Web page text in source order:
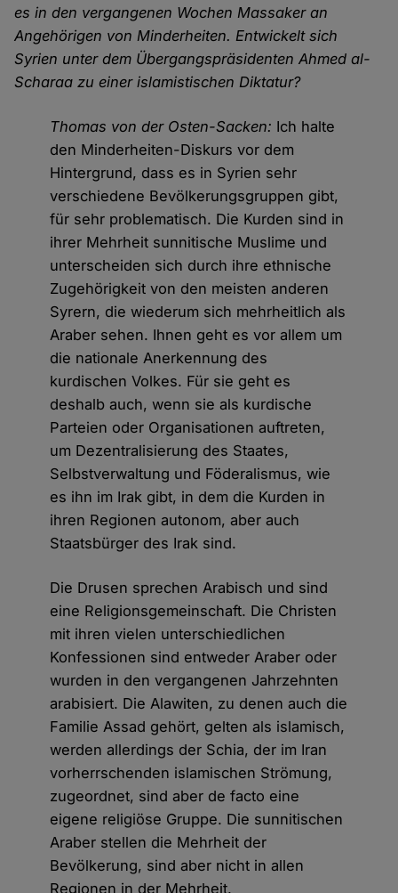
es in den vergangenen Wochen Massaker an
Angehörigen von Minderheiten. Entwickelt sich
Syrien unter dem Übergangspräsidenten Ahmed al-
Scharaa zu einer islamistischen Diktatur?
Thomas von der Osten-Sacken: Ich halte
den Minderheiten-Diskurs vor dem
Hintergrund, dass es in Syrien sehr
verschiedene Bevölkerungsgruppen gibt,
für sehr problematisch. Die Kurden sind in
ihrer Mehrheit sunnitische Muslime und
unterscheiden sich durch ihre ethnische
Zugehörigkeit von den meisten anderen
Syrern, die wiederum sich mehrheitlich als
Araber sehen. Ihnen geht es vor allem um
die nationale Anerkennung des
kurdischen Volkes. Für sie geht es
deshalb auch, wenn sie als kurdische
Parteien oder Organisationen auftreten,
um Dezentralisierung des Staates,
Selbstverwaltung und Föderalismus, wie
es ihn im Irak gibt, in dem die Kurden in
ihren Regionen autonom, aber auch
Staatsbürger des Irak sind.
Die Drusen sprechen Arabisch und sind
eine Religionsgemeinschaft. Die Christen
mit ihren vielen unterschiedlichen
Konfessionen sind entweder Araber oder
wurden in den vergangenen Jahrzehnten
arabisiert. Die Alawiten, zu denen auch die
Familie Assad gehört, gelten als islamisch,
werden allerdings der Schia, der im Iran
vorherrschenden islamischen Strömung,
zugeordnet, sind aber de facto eine
eigene religiöse Gruppe. Die sunnitischen
Araber stellen die Mehrheit der
Bevölkerung, sind aber nicht in allen
Regionen in der Mehrheit.